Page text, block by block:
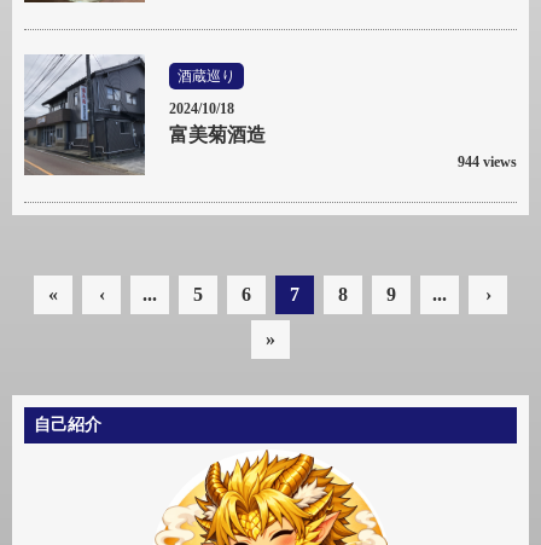
酒蔵巡り
2024/10/18
富美菊酒造
944 views
« ‹ ... 5 6 7 8 9 ... ›
»
自己紹介